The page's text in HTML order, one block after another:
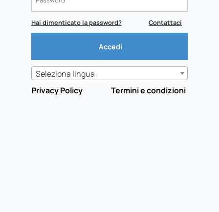
Hai dimenticato la password? Contattaci
Seleziona lingua
Privacy Policy
Termini e condizioni